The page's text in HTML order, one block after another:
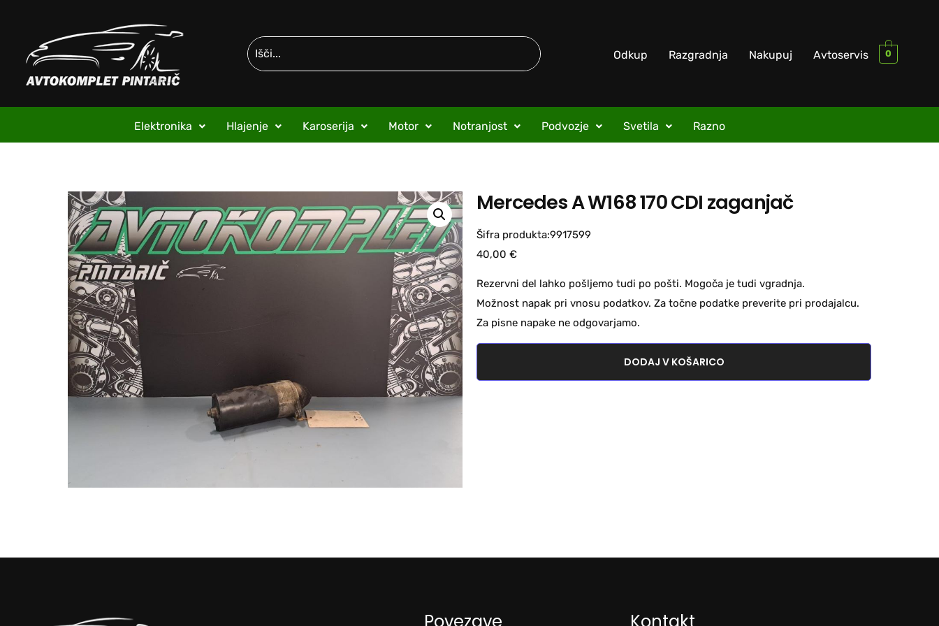
Odkup Razgradnja Nakupuj Avtoservis 0
Elektronika Hlajenje Karoserija Motor Notranjost Podvozje Svetila Razno
Mercedes A W168 170 CDI zaganjač
Šifra produkta:9917599
40,00 €
Rezervni del lahko pošljemo tudi po pošti. Mogoča je tudi vgradnja.
Možnost napak pri vnosu podatkov. Za točne podatke preverite pri prodajalcu.
Za pisne napake ne odgovarjamo.
DODAJ V KOŠARICO
Povezave Kontakt